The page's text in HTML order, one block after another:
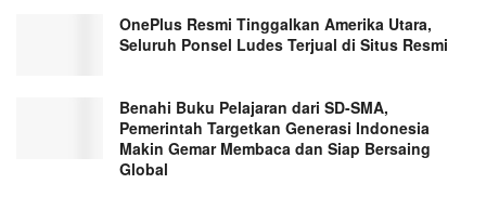
OnePlus Resmi Tinggalkan Amerika Utara,
Seluruh Ponsel Ludes Terjual di Situs Resmi
Benahi Buku Pelajaran dari SD-SMA,
Pemerintah Targetkan Generasi Indonesia
Makin Gemar Membaca dan Siap Bersaing
Global